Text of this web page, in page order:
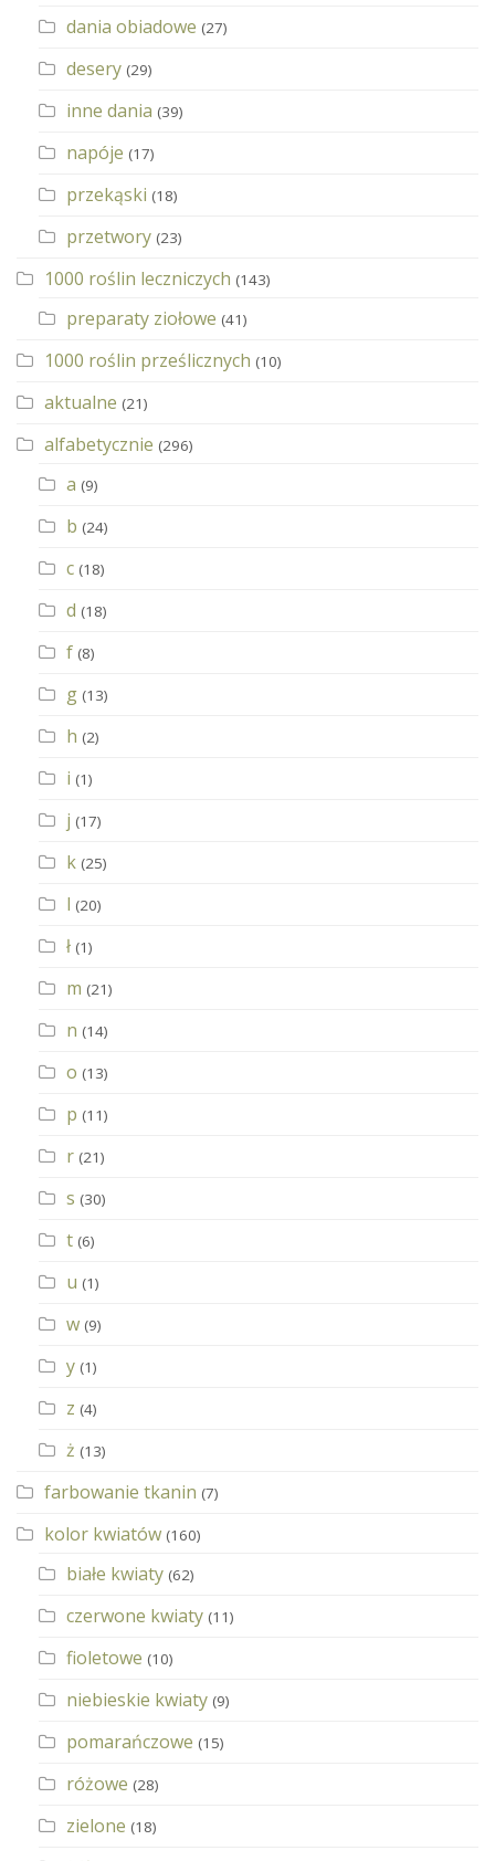
dania obiadowe (27)
desery (29)
inne dania (39)
napóje (17)
przekąski (18)
przetwory (23)
1000 roślin leczniczych (143)
preparaty ziołowe (41)
1000 roślin prześlicznych (10)
aktualne (21)
alfabetycznie (296)
a (9)
b (24)
c (18)
d (18)
f (8)
g (13)
h (2)
i (1)
j (17)
k (25)
l (20)
ł (1)
m (21)
n (14)
o (13)
p (11)
r (21)
s (30)
t (6)
u (1)
w (9)
y (1)
z (4)
ż (13)
farbowanie tkanin (7)
kolor kwiatów (160)
białe kwiaty (62)
czerwone kwiaty (11)
fioletowe (10)
niebieskie kwiaty (9)
pomarańczowe (15)
różowe (28)
zielone (18)